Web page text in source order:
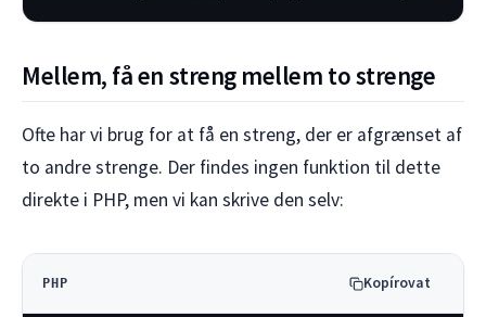
Mellem, få en streng mellem to strenge
Ofte har vi brug for at få en streng, der er afgrænset af
to andre strenge. Der findes ingen funktion til dette
direkte i PHP, men vi kan skrive den selv:
PHP Kopírovat